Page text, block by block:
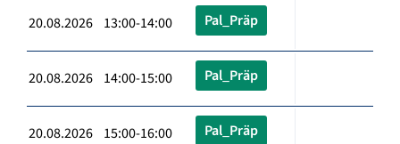
20.08.2026 13:00-14:00 Pal_Präp
20.08.2026 14:00-15:00 Pal_Präp
20.08.2026 15:00-16:00 Pal_Präp